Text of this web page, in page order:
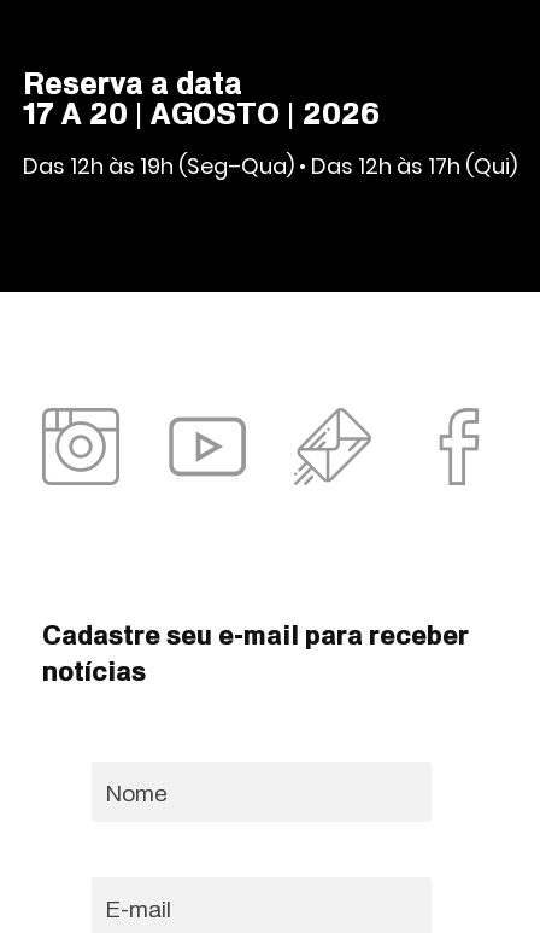
Reserva a data
17 A 20 | AGOSTO | 2026
Das 12h às 19h (Seg–Qua) • Das 12h às 17h (Qui)
Cadastre seu e-mail para receber
notícias